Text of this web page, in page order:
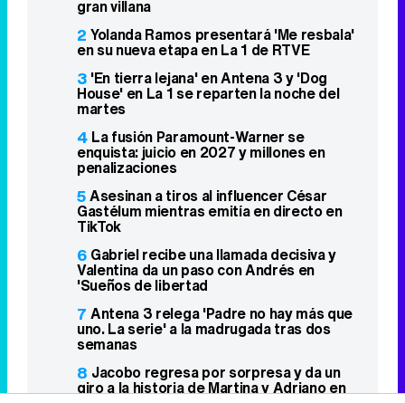
4 La fusión Paramount-Warner se
enquista: juicio en 2027 y millones en
penalizaciones
5 Asesinan a tiros al influencer César
Gastélum mientras emitía en directo en
TikTok
6 Gabriel recibe una llamada decisiva y
Valentina da un paso con Andrés en
'Sueños de libertad
7 Antena 3 relega 'Padre no hay más que
uno. La serie' a la madrugada tras dos
semanas
8 Jacobo regresa por sorpresa y da un
giro a la historia de Martina y Adriano en
'La promesa'
9 Netflix pone fecha a 'Monster: The
Lizzie Borden Story' y muestra sus
primeras imágenes
10 El cambio radical de Tatiana Delgado:
así es ahora la concursante de
'Supervivientes 2011'